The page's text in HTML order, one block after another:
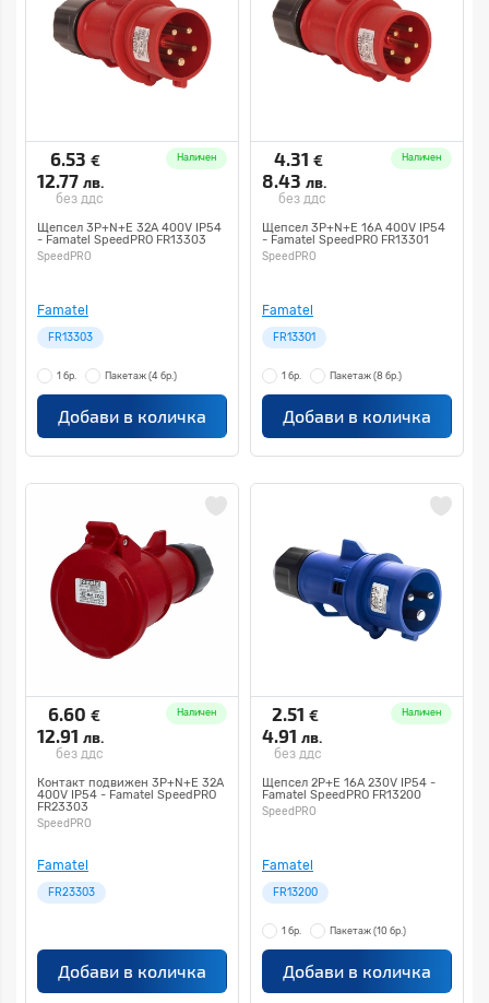
6.53 €
12.77 лв.
без ддс
Наличен
Щепсел 3P+N+E 32A 400V IP54
- Famatel SpeedPRO FR13303
SpeedPRO
Famatel
FR13303
1 бр. Пакетаж (4 бр.)
Добави в количка
4.31 €
8.43 лв.
без ддс
Наличен
Щепсел 3P+N+E 16A 400V IP54
- Famatel SpeedPRO FR13301
SpeedPRO
Famatel
FR13301
1 бр. Пакетаж (8 бр.)
Добави в количка
6.60 €
12.91 лв.
без ддс
Наличен
Контакт подвижен 3P+N+E 32A
400V IP54 - Famatel SpeedPRO
FR23303
SpeedPRO
Famatel
FR23303
Добави в количка
2.51 €
4.91 лв.
без ддс
Наличен
Щепсел 2P+E 16A 230V IP54 -
Famatel SpeedPRO FR13200
SpeedPRO
Famatel
FR13200
1 бр. Пакетаж (10 бр.)
Добави в количка